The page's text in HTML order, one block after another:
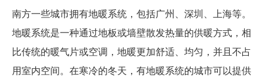
南方一些城市拥有地暖系统，包括广州、深圳、上海等。
地暖系统是一种通过地板或墙壁散发热量的供暖方式，相
比传统的暖气片或空调，地暖更加舒适、均匀，并且不占
用室内空间。在寒冷的冬天，有地暖系统的城市可以提供